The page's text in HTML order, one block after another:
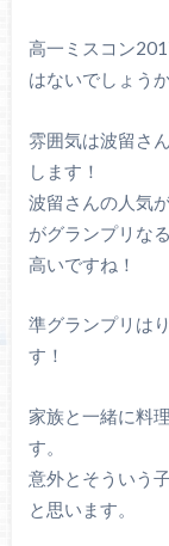
高一ミスコン
はないでしょうか
雰囲気は波留さ
します！
波留さんの人気
がグランプリな
高いですね！
準グランプリは
す！
家族と一緒に料
す。
意外とそういう
と思います。